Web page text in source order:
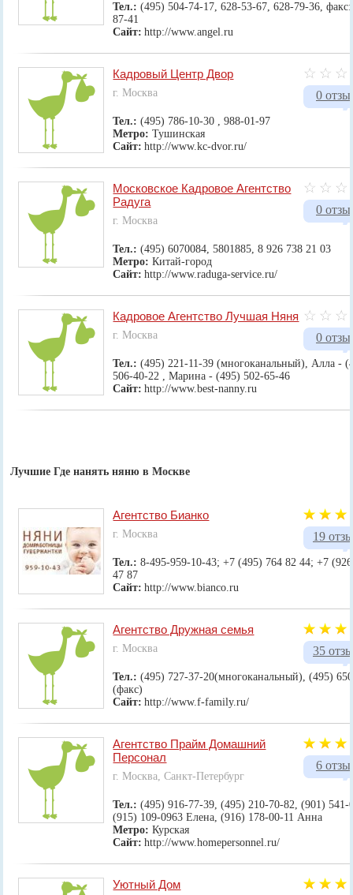
Тел.:(495) 504-74-17, 628-53-67, 628-79-36,
87-41
Сайт: http://www.angel.ru
0
Кадровый Центр Двор
г. Москва
Тел.:(495) 786-10-30 , 988-01-97
Метро:Тушинская
Сайт: http://www.kc-dvor.ru/
0
Московское Кадровое Агентство
Радуга
г. Москва
Тел.:(495) 6070084, 5801885, 8 926 738 21 03
Метро:Китай-город
Сайт: http://www.raduga-service.ru/
0
Кадровое Агентство Лучшая Няня
г. Москва
Тел.:(495) 221-11-39 (многоканальный), Алла -
506-40-22 , Марина - (495) 502-65-46
Сайт: http://www.best-nanny.ru
Лучшие Где нанять няню в Москве
19
Агентство Бианко
г. Москва
Тел.:8-495-959-10-43; +7 (495) 764 82 44; +7
47 87
Сайт: http://www.bianco.ru
35
Агентство Дружная семья
г. Москва
Тел.:(495) 727-37-20(многоканальный), (495)
(факс)
Сайт: http://www.f-family.ru/
6
Агентство Прайм Домашний
Персонал
г. Москва, Санкт-Петербург
Тел.:(495) 916-77-39, (495) 210-70-82, (901) 541-
(915) 109-0963 Елена, (916) 178-00-11 Анна
Метро:Курская
Сайт: http://www.homepersonnel.ru/
Уютный Дом